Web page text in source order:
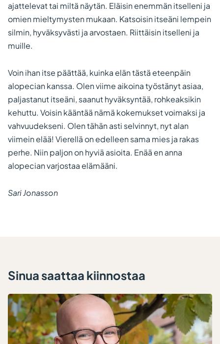
ajattelevat tai miltä näytän. Eläisin enemmän itselleni ja
omien mieltymysten mukaan. Katsoisin itseäni lempein
silmin, hyväksyvästi ja arvostaen. Riittäisin itselleni ja
muille.
Voin ihan itse päättää, kuinka elän tästä eteenpäin
alopecian kanssa. Olen viime aikoina työstänyt asiaa,
paljastanut itseäni, saanut hyväksyntää, rohkeaksikin
kehuttu. Voisin kääntää nämä kokemukset voimaksi ja
vahvuudekseni. Olen tähän asti selvinnyt, nyt alan
viimein elää! Vierellä on edelleen sama mies ja rakas
perhe. Niin paljon on hyviä asioita. Enää en anna
alopecian varjostaa elämääni.
Sari Jonasson
Sinua saattaa kiinnostaa